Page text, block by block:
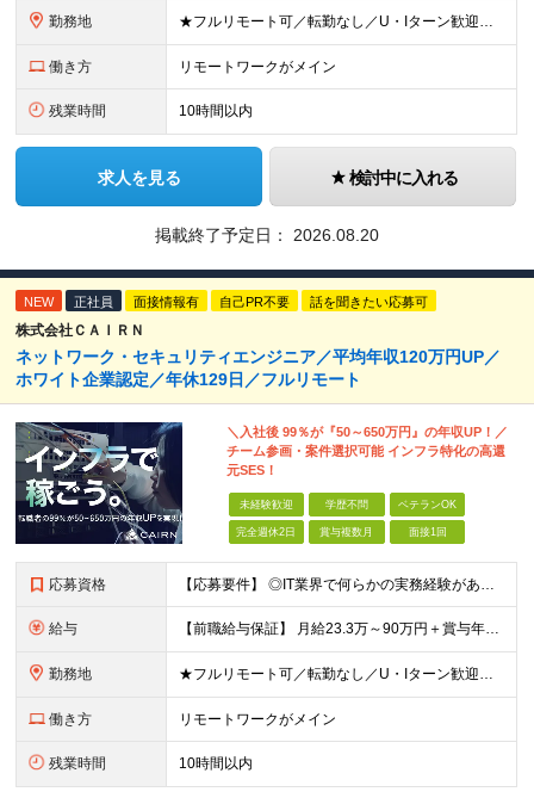
勤務地 ★フルリモート可／転勤なし／U・Iターン歓迎★ ◎勤務地は相談の上、ご自宅近くに調整します！ 【勤務地】 本社、または東京／埼玉／千葉／神奈川／愛知／仙台のクライアント先 ◎完全在宅（フルリモート）
働き方 リモートワークがメイン
残業時間 10時間以内
求人を見る 検討中に入れる
掲載終了予定日： 2026.08.20
NEW 正社員 面接情報有 自己PR不要 話を聞きたい応募可
株式会社ＣＡＩＲＮ
ネットワーク・セキュリティエンジニア／平均年収120万円UP／
ホワイト企業認定／年休129日／フルリモート
＼入社後 99％が『50～650万円』の年収UP！／
チーム参画・案件選択可能 インフラ特化の高還
元SES！
未経験歓迎 学歴不問 ベテランOK
完全週休2日 賞与複数月 面接1回
応募資格 【応募要件】 ◎IT業界で何らかの実務経験がある方 └2～3ヶ月の実務経験のある方は歓迎します！ 例）PCキッティングやモバイル通信基地局の業務経験者など インフラエンジニアとしてご経験のある方は、
給与 【前職給与保証】 月給23.3万～90万円＋賞与年2回＋インセンティブ ★年収1000万円以上の実績あり！ ※上記月給には月20～30時間分（2万9,300円～21万7,900円）の固定残業代を含み
勤務地 ★フルリモート可／転勤なし／U・Iターン歓迎★ ◎勤務地は相談の上、ご自宅近くに調整します！ 【勤務地】 本社、または東京／埼玉／千葉／神奈川／愛知／仙台のクライアント先 ◎完全在宅（フルリモート）
働き方 リモートワークがメイン
残業時間 10時間以内